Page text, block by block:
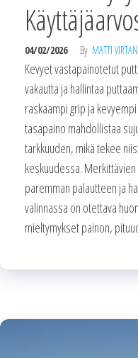
04/02/2026 By MATTI
Kevyet vastapainotetut
vakautta ja hallintaa
raskaampi grip ja
tasapaino mahdollistaa
tarkkuuden, mikä tekee
keskuudessa.
paremman palautteen ja
valinnassa on otettava
mieltymykset painon,